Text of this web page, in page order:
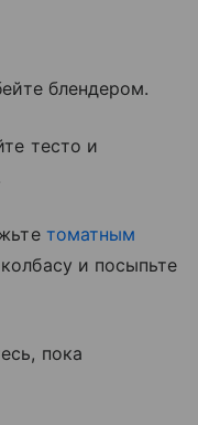
блендером.
тесто и
томатным
и посыпьте
пока